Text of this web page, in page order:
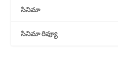
సినిమా
సినిమా రివ్యూ